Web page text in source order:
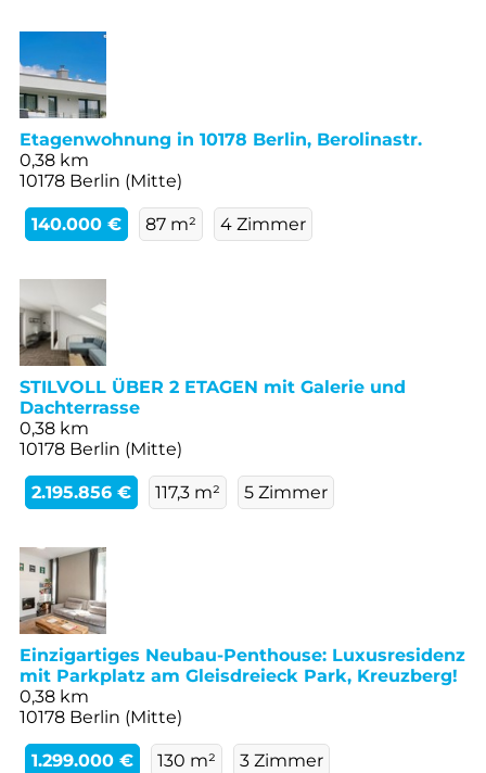
Etagenwohnung in 10178 Berlin, Berolinastr.
0,38 km
10178 Berlin (Mitte)
140.000 € 87 m² 4 Zimmer
STILVOLL ÜBER 2 ETAGEN mit Galerie und
Dachterrasse
0,38 km
10178 Berlin (Mitte)
2.195.856 € 117,3 m² 5 Zimmer
Einzigartiges Neubau-Penthouse: Luxusresidenz
mit Parkplatz am Gleisdreieck Park, Kreuzberg!
0,38 km
10178 Berlin (Mitte)
1.299.000 € 130 m² 3 Zimmer